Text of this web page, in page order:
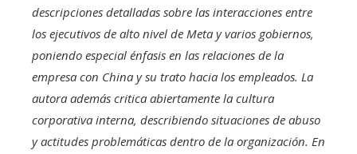
descripciones detalladas sobre las interacciones entre
los ejecutivos de alto nivel de Meta y varios gobiernos,
poniendo especial énfasis en las relaciones de la
empresa con China y su trato hacia los empleados. La
autora además critica abiertamente la cultura
corporativa interna, describiendo situaciones de abuso
y actitudes problemáticas dentro de la organización. En